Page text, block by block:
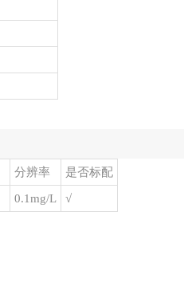
分辨率 是否标配
0.1mg/L √